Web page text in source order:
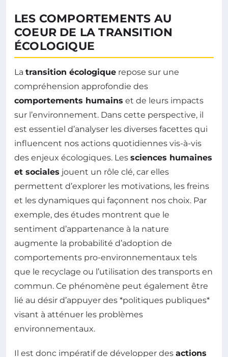
LES COMPORTEMENTS AU
COEUR DE LA TRANSITION
ÉCOLOGIQUE
La transition écologique repose sur une
compréhension approfondie des
comportements humains et de leurs impacts
sur l’environnement. Dans cette perspective, il
est essentiel d’analyser les diverses facettes qui
influencent nos actions quotidiennes vis-à-vis
des enjeux écologiques. Les sciences humaines
et sociales jouent un rôle clé, car elles
permettent d’explorer les motivations, les freins
et les dynamiques qui façonnent nos choix. Par
exemple, des études montrent que le
sentiment d’appartenance à la nature
augmente la probabilité d’adoption de
comportements pro-environnementaux tels
que le recyclage ou l’utilisation des transports en
commun. Ce phénomène peut également être
lié au désir d’appuyer des *politiques publiques*
visant à atténuer les problèmes
environnementaux.
Il est donc impératif de développer des actions